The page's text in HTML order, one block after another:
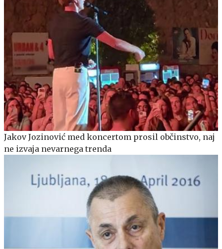
Jakov Jozinović med koncertom prosil občinstvo, naj
ne izvaja nevarnega trenda